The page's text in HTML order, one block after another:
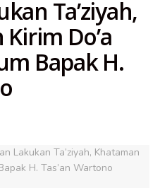
Ta’ziyah,
Do’a
Bapak H.